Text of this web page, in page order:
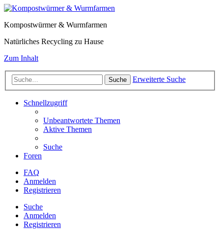
Kompostwürmer & Wurmfarmen
Natürliches Recycling zu Hause
Zum Inhalt
Suche Erweiterte Suche
Schnellzugriff
Unbeantwortete Themen
Aktive Themen
Suche
Foren
FAQ
Anmelden
Registrieren
Suche
Anmelden
Registrieren